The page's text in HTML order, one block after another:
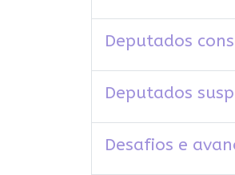
Deputados
Deputados
Desafios e